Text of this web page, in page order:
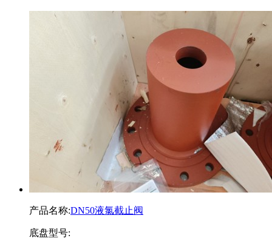
产品名称:DN50液氯截止阀
底盘型号: